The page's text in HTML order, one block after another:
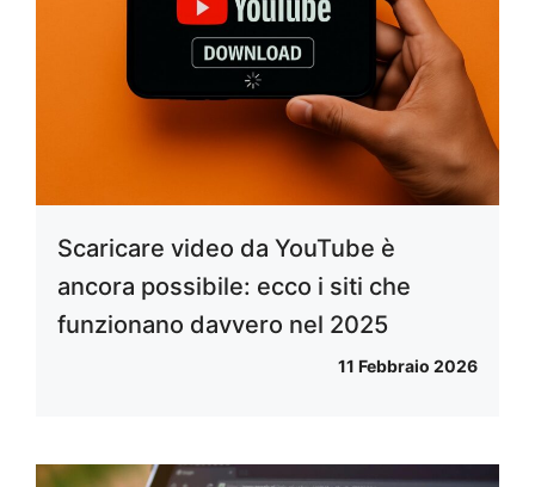
Scaricare video da YouTube è
ancora possibile: ecco i siti che
funzionano davvero nel 2025
11 Febbraio 2026